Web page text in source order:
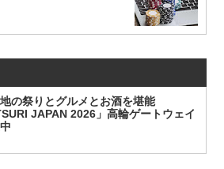
の祭りとグルメとお酒を堪能
JAPAN 2026」高輪ゲートウェイ